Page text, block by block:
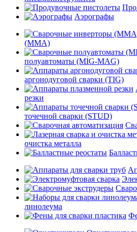
Аэрографы
(MMA)
полуавтоматы (MIG-MAG)
аргонодуговой сварки (TIG)
резки
точечной сварки (STUD)
очистка металла
линолеума